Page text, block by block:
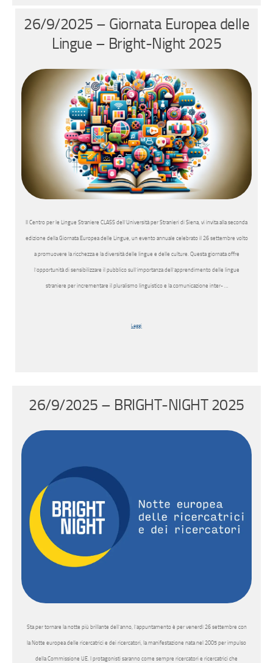
26/9/2025 – Giornata Europea delle
Lingue – Bright-Night 2025
Il Centro per le Lingue Straniere CLASS dell’Università per Stranieri di Siena, vi invita alla seconda
edizione della Giornata Europea delle Lingue, un evento annuale celebrato il 26 settembre volto
a promuovere la ricchezza e la diversità delle lingue e delle culture. Questa giornata offre
l’opportunità di sensibilizzare il pubblico sull’importanza dell’apprendimento delle lingue
straniere per incrementare il pluralismo linguistico e la comunicazione inter- …
Leggi
26/9/2025 – BRIGHT-NIGHT 2025
Sta per tornare la notte più brillante dell’anno, l’appuntamento è per venerdì 26 settembre con
la Notte europea delle ricercatrici e dei ricercatori, la manifestazione nata nel 2005 per impulso
della Commissione UE. I protagonisti saranno come sempre ricercatori e ricercatrici che